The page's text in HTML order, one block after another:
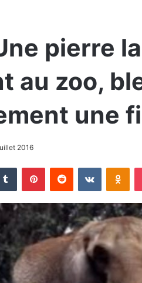
pierre
au zoo,
une
2016
Tumblr PinterestReddit VKontakte